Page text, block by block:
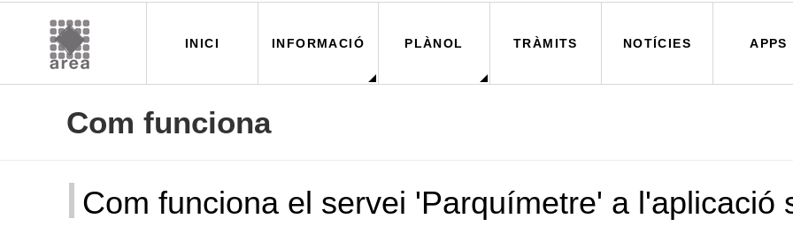
Navegación
INICI INFORMACIÓ PLÀNOL TRÀMITS NOTÍCIES APPS
Com funciona
Com funciona el servei 'Parquímetre' a l'aplicació